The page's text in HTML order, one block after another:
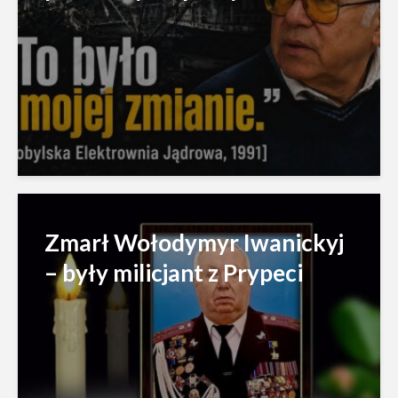
Zmarł Wołodymyr Iwanickyj
– były milicjant z Prypeci